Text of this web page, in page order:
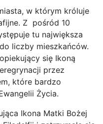
w którym króluje
Z pośród 10
tu największa
liczby mieszkańców.
się Ikoną
przez
które bardzo
Życia.
Ikona Matki Bożej